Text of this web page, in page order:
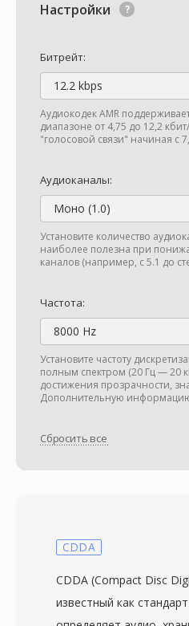
Настройки
Битрейт:
12.2 kbps
Аудиокодек AMR
диапазоне от 4,75 до 12,2
"голосовой связи" начиная с
Аудиоканалы:
Моно (1.0)
Установите количество
наиболее полезна при
каналов (например, с 5.1 до
Частота:
8000 Hz
Установите частоту
полным спектром (20 Гц — 20
достижения прозрачности,
Дополнительную
Сбросить все
CDDA
CDDA (Compact Disc
известный как